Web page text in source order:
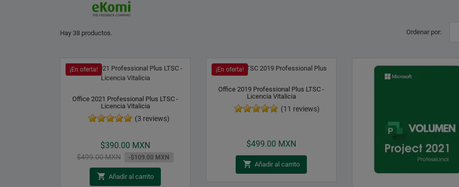
Hay 38 productos. Ordenar por:
¡En oferta!
Office 2021 Professional Plus LTSC -
Licencia Vitalicia
(3 reviews)
$390.00 MXN
Precio
base
$499.00 MXN -$109.00 MXN
 Añadir al carrito
¡En oferta!
Office 2019 Professional Plus LTSC -
Licencia Vitalicia
(11 reviews)
$499.00 MXN
 Añadir al carrito